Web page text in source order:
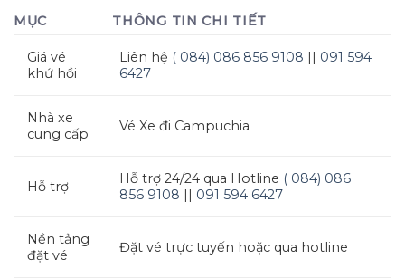
MỤC THÔNG TIN CHI TIẾT
Giá vé
khứ hồi
Liên hệ ( 084) 086 856 9108 || 091 594
6427
Nhà xe
cung cấp
Vé Xe đi Campuchia
Hỗ trợ Hỗ trợ 24/24 qua Hotline ( 084) 086
856 9108 || 091 594 6427
Nền tảng
đặt vé
Đặt vé trực tuyến hoặc qua hotline